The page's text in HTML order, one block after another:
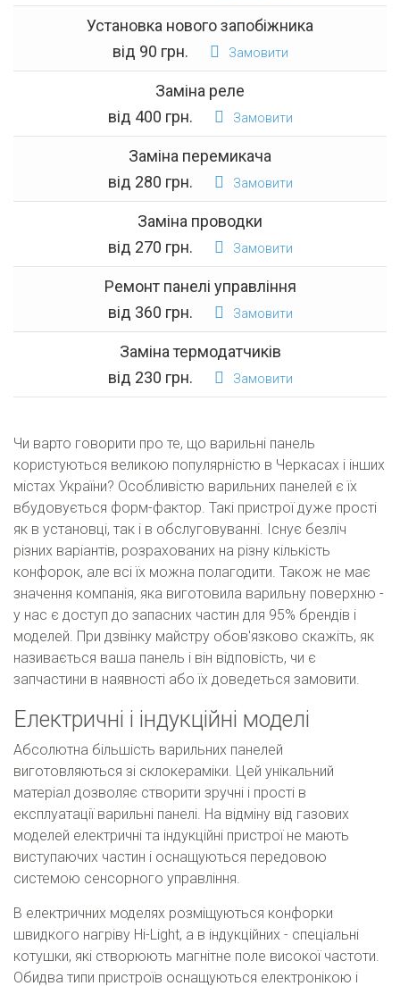
Установка нового запобіжника
від 90 грн.
Замовити
Заміна реле
від 400 грн.
Замовити
Заміна перемикача
від 280 грн.
Замовити
Заміна проводки
від 270 грн.
Замовити
Ремонт панелі управління
від 360 грн.
Замовити
Заміна термодатчиків
від 230 грн.
Замовити
Чи варто говорити про те, що варильні панель
користуються великою популярністю в Черкасах і інших
містах України? Особливістю варильних панелей є їх
вбудовується форм-фактор. Такі пристрої дуже прості
як в установці, так і в обслуговуванні. Існує безліч
різних варіантів, розрахованих на різну кількість
конфорок, але всі їх можна полагодити. Також не має
значення компанія, яка виготовила варильну поверхню -
у нас є доступ до запасних частин для 95% брендів і
моделей. При дзвінку майстру обов'язково скажіть, як
називається ваша панель і він відповість, чи є
запчастини в наявності або їх доведеться замовити.
Електричні і індукційні моделі
Абсолютна більшість варильних панелей
виготовляються зі склокераміки. Цей унікальний
матеріал дозволяє створити зручні і прості в
експлуатації варильні панелі. На відміну від газових
моделей електричні та індукційні пристрої не мають
виступаючих частин і оснащуються передовою
системою сенсорного управління.
В електричних моделях розміщуються конфорки
швидкого нагріву Hi-Light, а в індукційних - спеціальні
котушки, які створюють магнітне поле високої частоти.
Обидва типи пристроїв оснащуються електронікою і